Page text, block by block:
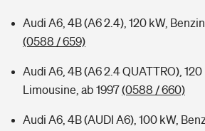
Audi A6, 4B (A6 2.4), 120 kW,
(0588 / 659)
Audi A6, 4B (A6 2.4 QUATTRO), 120
Limousine, ab 1997(0588 / 660)
Audi A6, 4B (AUDI A6), 100 kW,